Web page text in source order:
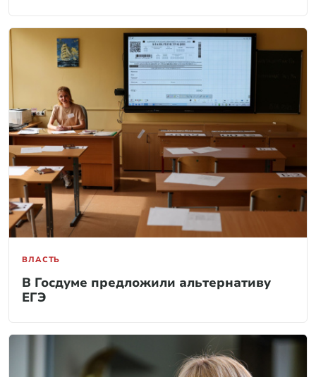
ВЛАСТЬ
В Госдуме предложили альтернативу
ЕГЭ